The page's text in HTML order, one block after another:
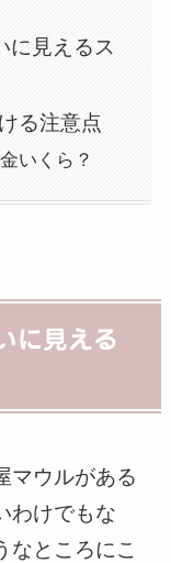
に見えるス
る注意点
いくら？
に見える
マウルがある
わけでもな
なところにこ